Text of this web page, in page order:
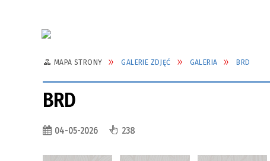
MAPA STRONY GALERIE ZDJĘĆ GALERIA BRD
BRD
04-05-2026 238